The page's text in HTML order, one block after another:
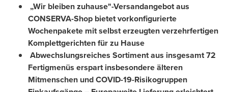
„Wir bleiben zuhause"-Versandangebot aus
CONSERVA-Shop bietet vorkonfigurierte
Wochenpakete mit selbst erzeugten verzehrfertigen
Komplettgerichten für zu Hause
Abwechslungsreiches Sortiment aus insgesamt 72
Fertigmenüs erspart insbesondere älteren
Mitmenschen und COVID-19-Risikogruppen